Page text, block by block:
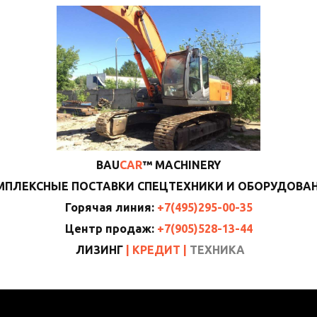
BAUCAR™ MACHINERY
ПОСТАВКИ СПЕЦТЕХНИКИ И
Горячая линия: +7(495)295-00-35
Центр продаж: +7(905)528-13-44
ЛИЗИНГ| КРЕДИТ ТЕХНИКА